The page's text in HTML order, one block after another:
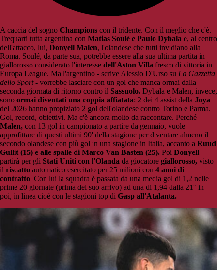
A caccia del sogno Champions con il tridente. Con il meglio che c'è.
Trequarti tutta argentina con Matias Soulé e Paulo Dybala e, al centro
dell'attacco, lui, Donyell Malen, l'olandese che tutti invidiano alla
Roma. Soulé, da parte sua, potrebbe essere alla sua ultima partita in
giallorosso considerato l'interesse dell'Aston Villa fresco di vittoria in
Europa League. Ma l'argentino - scrive Alessio D'Urso su La Gazzetta
dello Sport- vorrebbe lasciare con un gol che manca ormai dalla
seconda giornata di ritorno contro il Sassuolo. Dybala e Malen, invece,
sono ormai diventati una coppia affiatata: 2 dei 4 assist della Joya
del 2026 hanno propiziato 2 gol dell'olandese contro Torino e Parma.
Gol, record, obiettivi. Ma c'è ancora molto da raccontare. Perché
Malen, con 13 gol in campionato a partire da gennaio, vuole
approfittare di questi ultimi 90' della stagione per diventare almeno il
secondo olandese con più gol in una stagione in Italia, accanto a Ruud
Gullit (15) e alle spalle di Marco Van Basten (25). Poi Donyell
partirà per gli Stati Uniti con l'Olanda da giocatore giallorosso, visto
il riscatto automatico esercitato per 25 milioni con 4 anni di
contratto. Con lui la squadra è passata da una media gol di 1,2 nelle
prime 20 giornate (prima del suo arrivo) ad una di 1,94 dalla 21° in
poi, in linea cioé con le stagioni top di Gasp all'Atalanta.